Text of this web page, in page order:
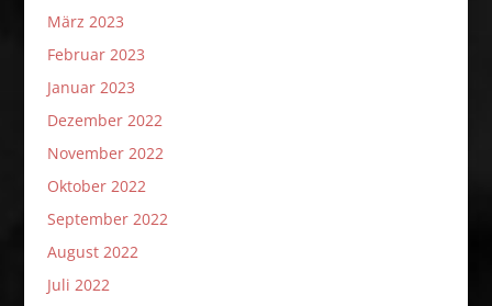
März 2023
Februar 2023
Januar 2023
Dezember 2022
November 2022
Oktober 2022
September 2022
August 2022
Juli 2022